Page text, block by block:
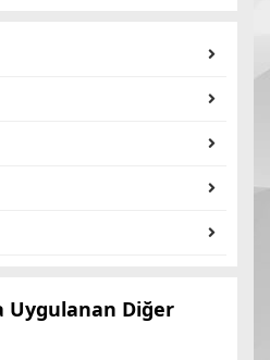
Uygulanan Diğer